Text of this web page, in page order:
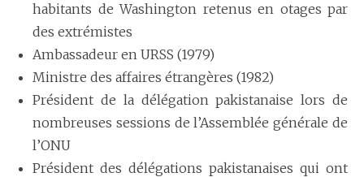
habitants de Washington retenus en otages par
des extrémistes
Ambassadeur en URSS (1979)
Ministre des affaires étrangères (1982)
Président de la délégation pakistanaise lors de
nombreuses sessions de l’Assemblée générale de
l’ONU
Président des délégations pakistanaises qui ont